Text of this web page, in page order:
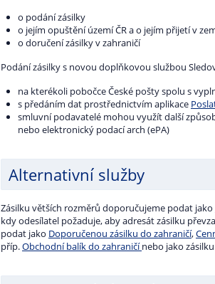
o podání zásilky
o jejím opuštění území ČR a o jejím přijetí v
o doručení zásilky v zahraničí
Podání zásilky s novou doplňkovou službou
na kterékoli pobočce České pošty spolu s
s předáním dat prostřednictvím aplikace
smluvní podavatelé mohou využít další
nebo elektronický podací arch (ePA)
Alternativní služby
Zásilku větších rozměrů doporučujeme podat jako
kdy odesílatel požaduje, aby adresát zásilku
podat jako Doporučenou zásilku do zahraničí,
příp.Obchodní balík do zahraničínebo jako zásilku